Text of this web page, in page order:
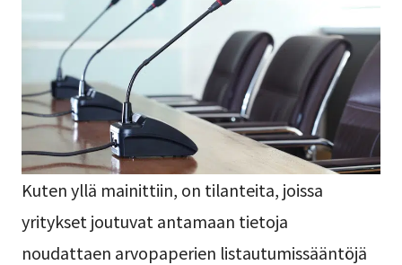
Kuten yllä mainittiin, on tilanteita, joissa
yritykset joutuvat antamaan tietoja
noudattaen arvopaperien listautumissääntöjä